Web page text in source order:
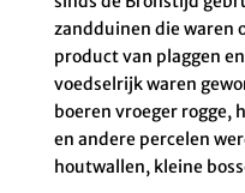
zandduinen die waren
product van plaggen
voedselrijk waren
boeren vroeger rogge,
en andere percelen
houtwallen, kleine